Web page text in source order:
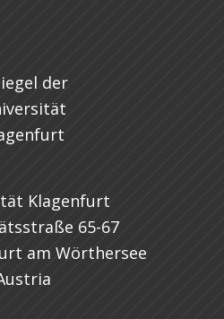
Klagenfurt
65-67
am Wörthersee